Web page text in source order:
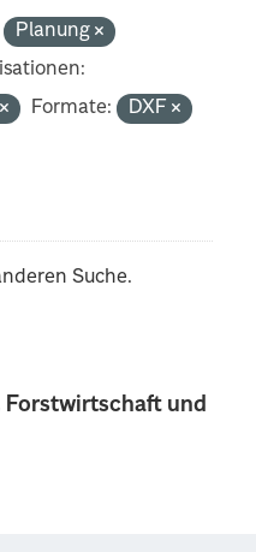
und
Planung
Formate:
DXF
Suche.